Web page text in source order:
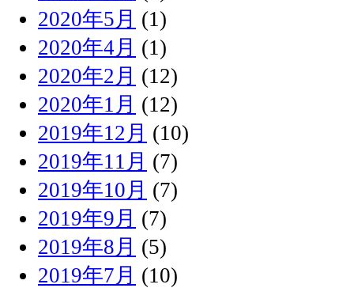
2020年5月 (1)
2020年4月 (1)
2020年2月 (12)
2020年1月 (12)
2019年12月 (10)
2019年11月 (7)
2019年10月 (7)
2019年9月 (7)
2019年8月 (5)
2019年7月 (10)